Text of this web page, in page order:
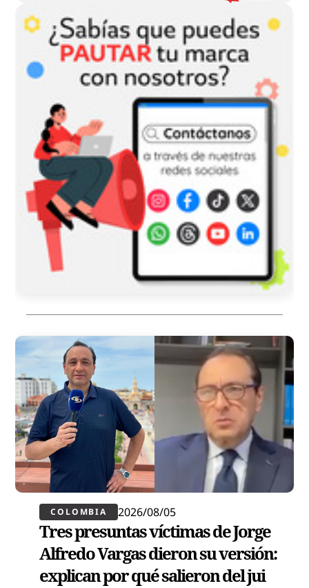
COLOMBIA 2026/08/05
Tres presuntas víctimas de Jorge
Alfredo Vargas dieron su versión:
explican por qué salieron del jui